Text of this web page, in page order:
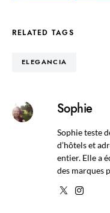
RELATED TAGS
ELEGANCIA
Sophie
Sophie teste
d’hôtels et
entier. Elle a
des marques